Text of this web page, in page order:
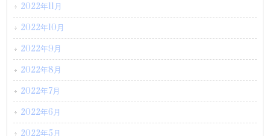
2022年11月
2022年10月
2022年9月
2022年8月
2022年7月
2022年6月
2022年5月